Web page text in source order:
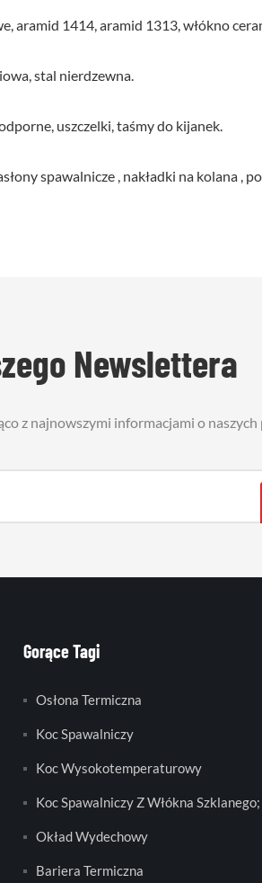
aramid 1414, aramid 1313, włókno
stal nierdzewna.
uszczelki, taśmy do kijanek.
spawalnicze , nakładki na kolana ,
Newslettera
z najnowszymi informacjami o
Gorące Tagi
Osłona Termiczna
Koc Spawalniczy
Koc Wysokotemperaturowy
Koc Spawalniczy Z Włókna Szklanego;
Okład Wydechowy
Bariera Termiczna